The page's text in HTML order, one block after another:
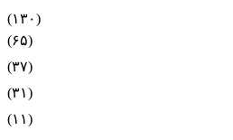
(۱۳۰)
(۶۵)
(۳۷)
(۳۱)
(۱۱)